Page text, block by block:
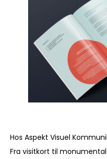
Hos Aspekt Visuel
Fra visitkort til